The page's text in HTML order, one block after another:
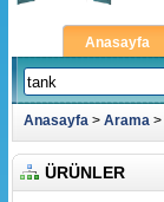
Anasayfa
Anasayfa > Arama >
ÜRÜNLER